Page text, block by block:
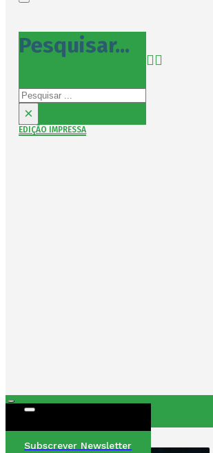
Pesquisar...
Pesquisar
×
EDIÇÃO IMPRESSA
Subscrever Newsletter